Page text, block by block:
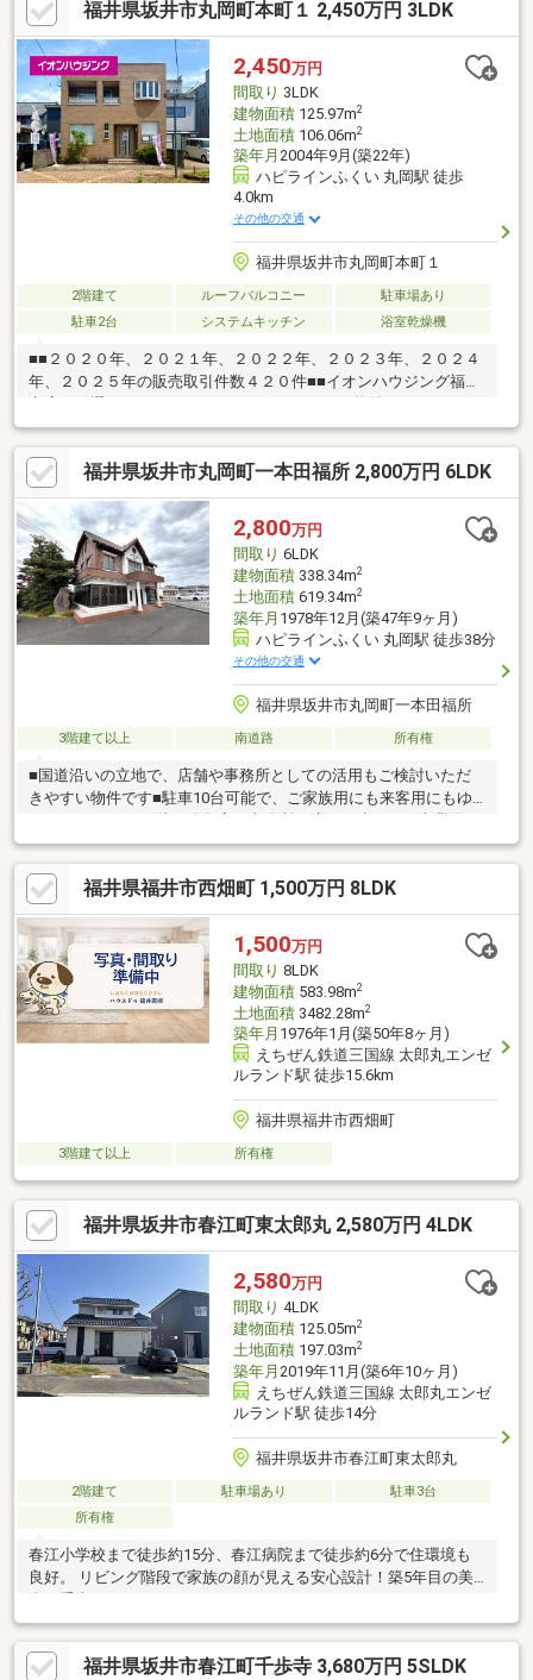
徒歩９分・春江東小学校 徒歩１２分・コンビニ 徒歩８分・春
江中学校 徒歩４１分運営会社：株式会社住まいのＫＯＥＩイオ
ンハウジングの加盟店は全て独立自営です。担当：森崎 宗平
TEL：080-6235-6021
福井県坂井市丸岡町本町１ 2,450万円 3LDK
2,450万円
間取り 3LDK
建物面積125.97m2
土地面積106.06m2
築年月 2004年9月(築22年)
ハピラインふくい 丸岡駅 徒歩
4.0km
その他の交通
福井県坂井市丸岡町本町１
2階建て ルーフバルコニー
駐車場あり
駐車2台
システムキッチン 浴室乾燥機
■■２０２０年、２０２１年、２０２２年、２０２３年、２０２４
年、２０２５年の販売取引件数４２０件■■イオンハウジング福井
イント～・LDK19.7帖の広々リビング♪・駐車場2台♪・トイレ2ヶ
所♪【周辺環境】・スーパー 徒歩約７分・平章小学校 徒歩約６
分・丸岡中学校 徒歩約１２分・コンビニ 徒歩約１４分運営会
社：株式会社住まいのＫＯＥＩイオンハウジングの加盟店は全て
独立自営です。担当：森崎 宗平 TEL：080-6235-6021
福井県坂井市丸岡町一本田福所 2,800万円 6LDK
2,800万円
間取り 6LDK
建物面積338.34m2
土地面積619.34m2
築年月 1978年12月(築47年9ヶ月)
ハピラインふくい 丸岡駅 徒歩38分
その他の交通
福井県坂井市丸岡町一本田福所
3階建て以上 南道路 所有権
■国道沿いの立地で、店舗や事務所としての活用もご検討いただ
きやすい物件です■駐車10台可能で、ご家族用にも来客用にもゆ
とりがあります■1階は飲食店・事務所に適した造りで、事業用と
しても魅力的です■2階・3階に居住部分があり、住まいと事業を
両立したい方にもおすすめ■解体更地渡しも相談可能で、今後の
活用方法の幅が広がります
福井県福井市西畑町 1,500万円 8LDK
1,500万円
間取り 8LDK
建物面積583.98m2
土地面積3482.28m2
築年月 1976年1月(築50年8ヶ月)
えちぜん鉄道三国線 太郎丸エンゼ
ルランド駅 徒歩15.6km
福井県福井市西畑町
3階建て以上 所有権
福井県坂井市春江町東太郎丸 2,580万円 4LDK
2,580万円
間取り 4LDK
建物面積125.05m2
土地面積197.03m2
築年月 2019年11月(築6年10ヶ月)
えちぜん鉄道三国線 太郎丸エンゼ
ルランド駅 徒歩14分
福井県坂井市春江町東太郎丸
2階建て 駐車場あり
駐車3台
所有権
春江小学校まで徒歩約15分、春江病院まで徒歩約6分で住環境も
良好。 リビング階段で家族の顔が見える安心設計！築5年目の美
邸で手直し不要！
福井県坂井市春江町千歩寺 3,680万円 5SLDK